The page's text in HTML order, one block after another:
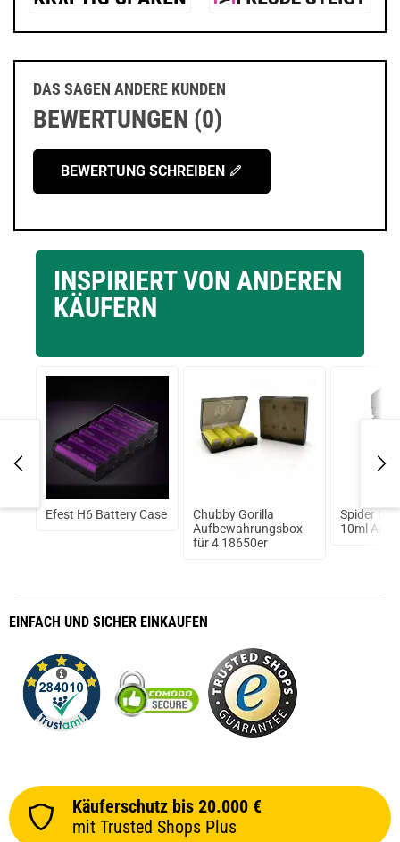
DAS SAGEN ANDERE KUNDEN
BEWERTUNGEN (0)
BEWERTUNG SCHREIBEN
INSPIRIERT VON ANDEREN
KÄUFERN
Efest H6 Battery Case
Chubby Gorilla
Aufbewahrungsbox
für 4 18650er
Spider
10ml
EINFACH UND SICHER EINKAUFEN
Käuferschutz bis 20.000 €
mit Trusted Shops Plus